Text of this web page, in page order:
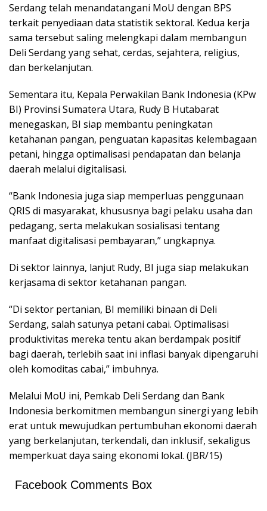
Serdang telah menandatangani MoU dengan BPS
terkait penyediaan data statistik sektoral. Kedua kerja
sama tersebut saling melengkapi dalam membangun
Deli Serdang yang sehat, cerdas, sejahtera, religius,
dan berkelanjutan.
Sementara itu, Kepala Perwakilan Bank Indonesia (KPw
BI) Provinsi Sumatera Utara, Rudy B Hutabarat
menegaskan, BI siap membantu peningkatan
ketahanan pangan, penguatan kapasitas kelembagaan
petani, hingga optimalisasi pendapatan dan belanja
daerah melalui digitalisasi.
“Bank Indonesia juga siap memperluas penggunaan
QRIS di masyarakat, khususnya bagi pelaku usaha dan
pedagang, serta melakukan sosialisasi tentang
manfaat digitalisasi pembayaran,” ungkapnya.
Di sektor lainnya, lanjut Rudy, BI juga siap melakukan
kerjasama di sektor ketahanan pangan.
“Di sektor pertanian, BI memiliki binaan di Deli
Serdang, salah satunya petani cabai. Optimalisasi
produktivitas mereka tentu akan berdampak positif
bagi daerah, terlebih saat ini inflasi banyak dipengaruhi
oleh komoditas cabai,” imbuhnya.
Melalui MoU ini, Pemkab Deli Serdang dan Bank
Indonesia berkomitmen membangun sinergi yang lebih
erat untuk mewujudkan pertumbuhan ekonomi daerah
yang berkelanjutan, terkendali, dan inklusif, sekaligus
memperkuat daya saing ekonomi lokal. (JBR/15)
Facebook Comments Box